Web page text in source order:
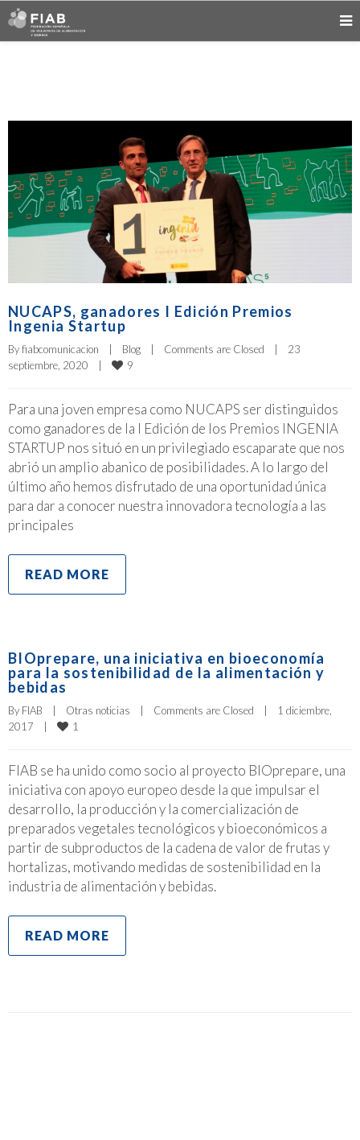
NUCAPS, ganadores I Edición Premios
Ingenia Startup
By fiabcomunicacion Blog Comments are Closed
23
septiembre, 2020
9
Para una joven empresa como NUCAPS ser distinguidos
como ganadores de la I Edición de los Premios INGENIA
STARTUP nos situó en un privilegiado escaparate que nos
abrió un amplio abanico de posibilidades. A lo largo del
último año hemos disfrutado de una oportunidad única
para dar a conocer nuestra innovadora tecnología a las
principales
READ MORE
BIOprepare, una iniciativa en bioeconomía
para la sostenibilidad de la alimentación y
bebidas
By FIAB Otras noticias Comments are Closed
1 diciembre,
2017
1
FIAB se ha unido como socio al proyecto BIOprepare, una
iniciativa con apoyo europeo desde la que impulsar el
desarrollo, la producción y la comercialización de
preparados vegetales tecnológicos y bioeconómicos a
partir de subproductos de la cadena de valor de frutas y
hortalizas, motivando medidas de sostenibilidad en la
industria de alimentación y bebidas.
READ MORE